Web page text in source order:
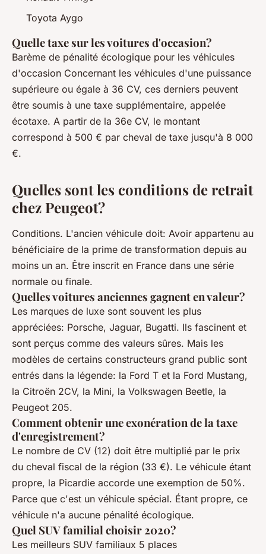
Toyota Aygo
Quelle taxe sur les voitures d'occasion?
Barème de pénalité écologique pour les véhicules
d'occasion Concernant les véhicules d'une puissance
supérieure ou égale à 36 CV, ces derniers peuvent
être soumis à une taxe supplémentaire, appelée
écotaxe. A partir de la 36e CV, le montant
correspond à 500 € par cheval de taxe jusqu'à 8 000
€.
Quelles sont les conditions de retrait
chez Peugeot?
Conditions. L'ancien véhicule doit: Avoir appartenu au
bénéficiaire de la prime de transformation depuis au
moins un an. Être inscrit en France dans une série
normale ou finale.
Quelles voitures anciennes gagnent en valeur?
Les marques de luxe sont souvent les plus
appréciées: Porsche, Jaguar, Bugatti. Ils fascinent et
sont perçus comme des valeurs sûres. Mais les
modèles de certains constructeurs grand public sont
entrés dans la légende: la Ford T et la Ford Mustang,
la Citroën 2CV, la Mini, la Volkswagen Beetle, la
Peugeot 205.
Comment obtenir une exonération de la taxe
d'enregistrement?
Le nombre de CV (12) doit être multiplié par le prix
du cheval fiscal de la région (33 €). Le véhicule étant
propre, la Picardie accorde une exemption de 50%.
Parce que c'est un véhicule spécial. Étant propre, ce
véhicule n'a aucune pénalité écologique.
Quel SUV familial choisir 2020?
Les meilleurs SUV familiaux 5 places